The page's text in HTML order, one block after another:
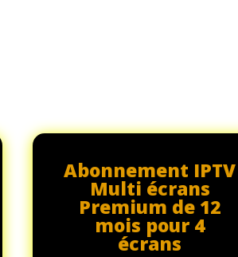
Abonnement IPTV
Multi écrans
Premium de 12
mois pour 4
écrans